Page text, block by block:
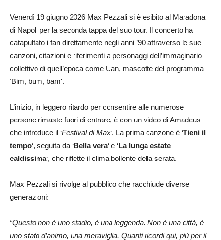
Venerdì 19 giugno 2026 Max Pezzali si è esibito al Maradona
di Napoli per la seconda tappa del suo tour. Il concerto ha
catapultato i fan direttamente negli anni ’90 attraverso le sue
canzoni, citazioni e riferimenti a personaggi dell’immaginario
collettivo di quell’epoca come Uan, mascotte del programma
‘Bim, bum, bam’.
L’inizio, in leggero ritardo per consentire alle numerose
persone rimaste fuori di entrare, è con un video di Amadeus
che introduce il ‘Festival di Max‘. La prima canzone è ‘Tieni il
tempo‘, seguita da ‘Bella vera‘ e ‘La lunga estate
caldissima‘, che riflette il clima bollente della serata.
Max Pezzali si rivolge al pubblico che racchiude diverse
generazioni:
“Questo non è uno stadio, è una leggenda. Non è una città, è
uno stato d’animo, una meraviglia. Quanti ricordi qui, più per il